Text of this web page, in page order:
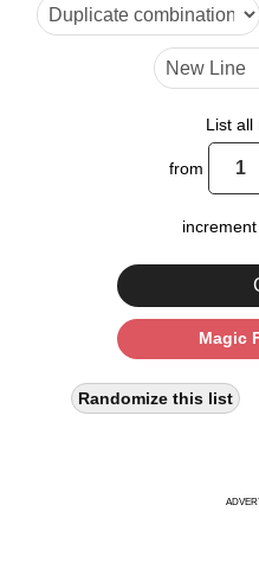
List all
from
Magic
Randomize this list